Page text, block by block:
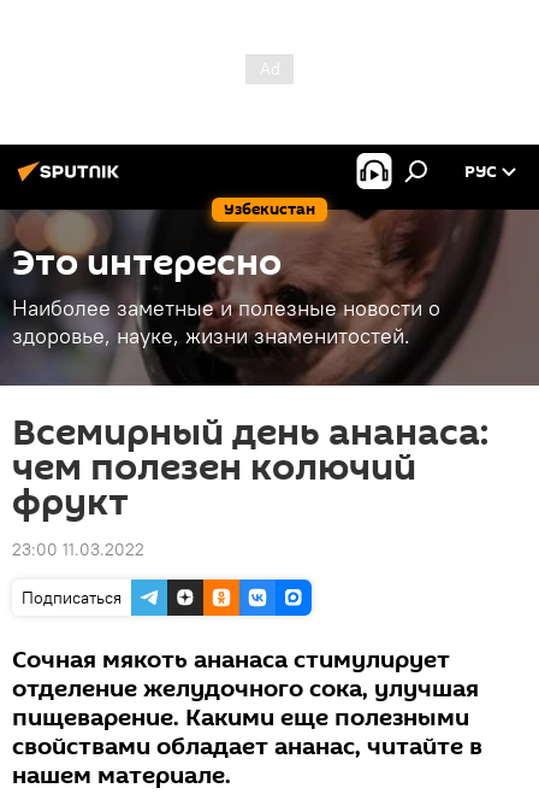
Узбекистан
РУС
Это интересно
Наиболее заметные и полезные новости о
здоровье, науке, жизни знаменитостей.
Всемирный день ананаса:
чем полезен колючий
фрукт
23:00 11.03.2022
Подписаться
Сочная мякоть ананаса стимулирует
отделение желудочного сока, улучшая
пищеварение. Какими еще полезными
свойствами обладает ананас, читайте в
нашем материале.